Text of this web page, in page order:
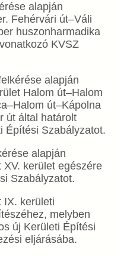
alapján
Fehérvári út–Váli
huszonharmadika
KVSZ
alapján
Halom út–Halom
út–Kápolna
út által határolt
Építési Szabályzatot.
alapján
kerület egészére
Szabályzatot.
IX. kerületi
melyben
új Kerületi Építési
eljárásába.